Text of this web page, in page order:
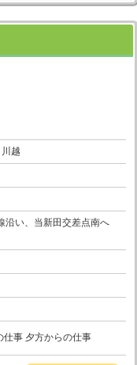
越
沿い、当新田交差点南へ
仕事 夕方からの仕事